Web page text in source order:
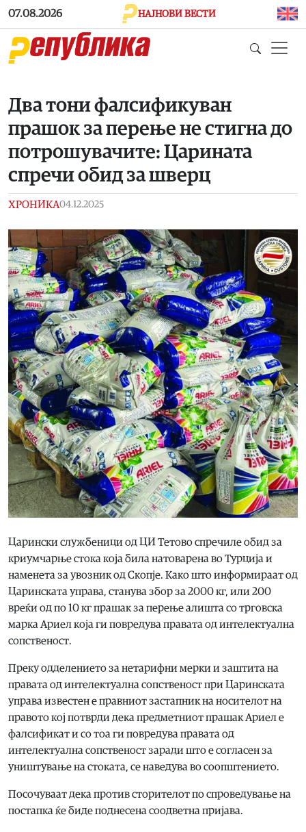
Skip to main content
07.08.2026 НАЈНОВИ ВЕСТИ
Два тони фалсификуван
прашок за перење не стигна до
потрошувачите: Царината
спречи обид за шверц
ХРОНИКА04.12.2025
Царински службеници од ЦИ Тетово спречиле обид за
криумчарње стока која била натоварена во Турција и
наменета за увозник од Скопје. Како што информираат од
Царинската управа, станува збор за 2000 кг, или 200
вреќи од по 10 кг прашак за перење алишта со трговска
марка Ариел која ги повредува правата од интелектуална
сопственост.
Преку одделението за нетарифни мерки и заштита на
правата од интелектуална сопственост при Царинската
управа известен е правниот застапник на носителот на
правото кој потврди дека предметниот прашак Ариел е
фалсификат и со тоа ги повредува правата од
интелектуална сопственост заради што е согласен за
уништување на стоката, се наведува во соопштението.
Посочуваат дека против сторителот по спроведување на
постапка ќе биде поднесена соодветна пријава.